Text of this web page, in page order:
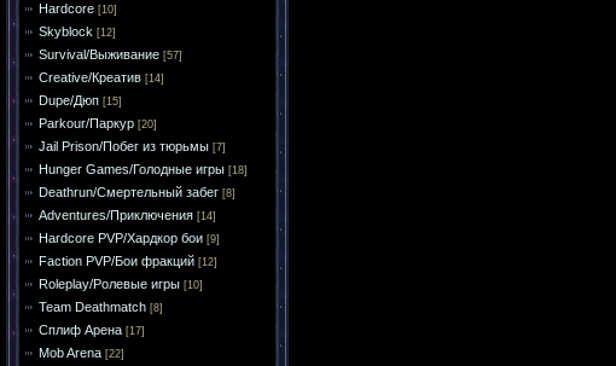
Hardcore [10]
Skyblock [12]
Survival/Выживание [57]
Creative/Креатив [14]
Dupe/Дюп [15]
Parkour/Паркур [20]
Jail Prison/Побег из тюрьмы [7]
Hunger Games/Голодные игры [18]
Deathrun/Смертельный забег [8]
Adventures/Приключения [14]
Hardcore PVP/Хардкор бои [9]
Faction PVP/Бои фракций [12]
Roleplay/Ролевые игры [10]
Team Deathmatch [8]
Сплиф Арена [17]
Mob Arena [22]